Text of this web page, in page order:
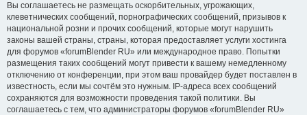
Вы соглашаетесь не размещать оскорбительных, угрожающих,
клеветнических сообщений, порнографических сообщений, призывов к
национальной розни и прочих сообщений, которые могут нарушить
законы вашей страны, страны, которая предоставляет услуги хостинга
для форумов «forumBlender RU» или международное право. Попытки
размещения таких сообщений могут привести к вашему немедленному
отключению от конференции, при этом ваш провайдер будет поставлен в
известность, если мы сочтём это нужным. IP-адреса всех сообщений
сохраняются для возможности проведения такой политики. Вы
соглашаетесь с тем, что администраторы форумов «forumBlender RU»